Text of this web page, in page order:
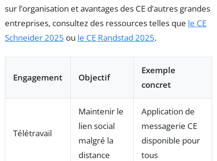
sur l’organisation et avantages des CE d’autres grandes
entreprises, consultez des ressources telles que le CE
Schneider 2025 ou le CE Randstad 2025.
Engagement Objectif
Exemple
concret
Télétravail
Maintenir le
lien social
malgré la
distance
Application de
messagerie CE
disponible pour
tous